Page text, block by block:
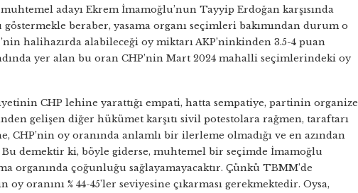
adayı Ekrem İmamoğlu’nun Tayyip Erdoğan karşısında
göstermekle beraber, yasama organı seçimleri bakımından durum o
halihazırda alabileceği oy miktarı AKP’ninkinden 3.5-4 puan
yer alan bu oran CHP’nin Mart 2024 mahalli seçimlerindeki oy
CHP lehine yarattığı empati, hatta sempatiye, partinin organize
gelişen diğer hükümet karşıtı sivil potestolara rağmen, taraftarı
oy oranında anlamlı bir ilerleme olmadığı ve en azından
Bu demektir ki, böyle giderse, muhtemel bir seçimde İmamoğlu
organında çoğunluğu sağlayamayacaktır. Çünkü TBMM’de
oranını % 44-45’ler seviyesine çıkarması gerekmektedir. Oysa,